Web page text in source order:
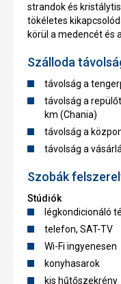
strandok és
tökéletes
körül a medencét és
Szálloda
távolság a
távolság a
km (Chania)
távolság a
távolság a
Szobák
Stúdiók
légkondicionáló
telefon, SAT-TV
Wi-Fi ingyenesen
konyhasarok
kis hűtőszekrény